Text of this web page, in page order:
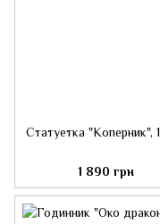
Статуетка "Коперник",
1 890 грн